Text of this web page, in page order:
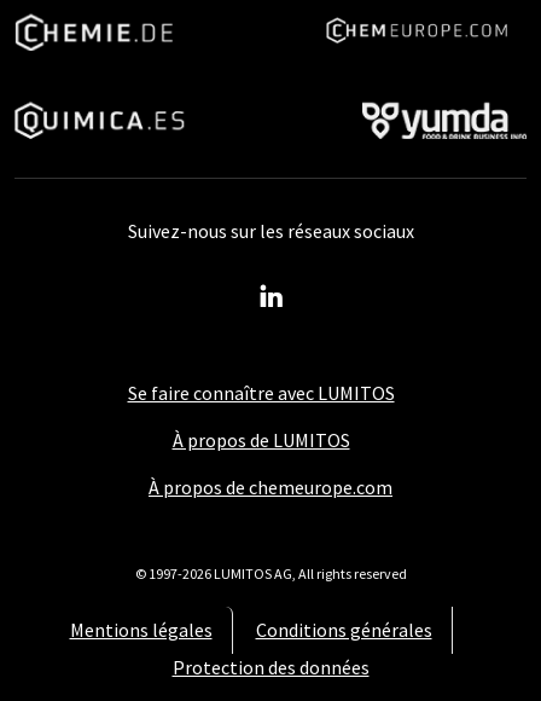
Se faire connaître avec LUMITOS
À propos de LUMITOS
À propos de chemeurope.com
Mentions légales
Conditions générales
Protection des données
Suivez-nous sur les réseaux sociaux
© 1997-2026 LUMITOS AG, All rights reserved